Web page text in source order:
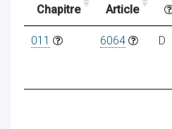
Chapitre Article
011 6064 D